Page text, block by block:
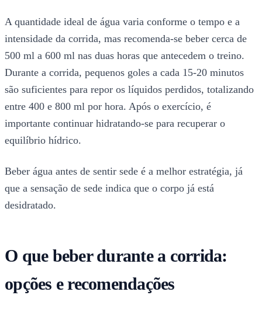
A quantidade ideal de água varia conforme o tempo e a
intensidade da corrida, mas recomenda-se beber cerca de
500 ml a 600 ml nas duas horas que antecedem o treino.
Durante a corrida, pequenos goles a cada 15-20 minutos
são suficientes para repor os líquidos perdidos, totalizando
entre 400 e 800 ml por hora. Após o exercício, é
importante continuar hidratando-se para recuperar o
equilíbrio hídrico.
Beber água antes de sentir sede é a melhor estratégia, já
que a sensação de sede indica que o corpo já está
desidratado.
O que beber durante a corrida:
opções e recomendações